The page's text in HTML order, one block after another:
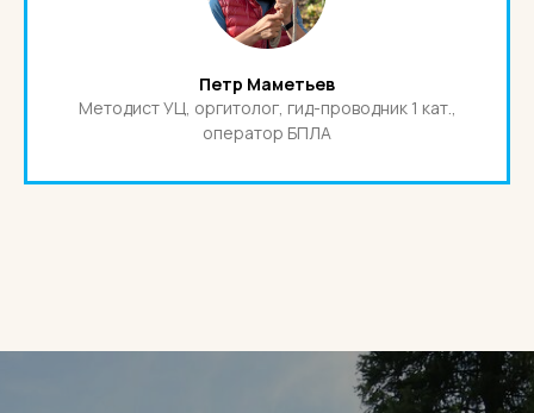
Петр Маметьев
Методист УЦ, оргитолог, гид-проводник 1 кат.,
оператор БПЛА